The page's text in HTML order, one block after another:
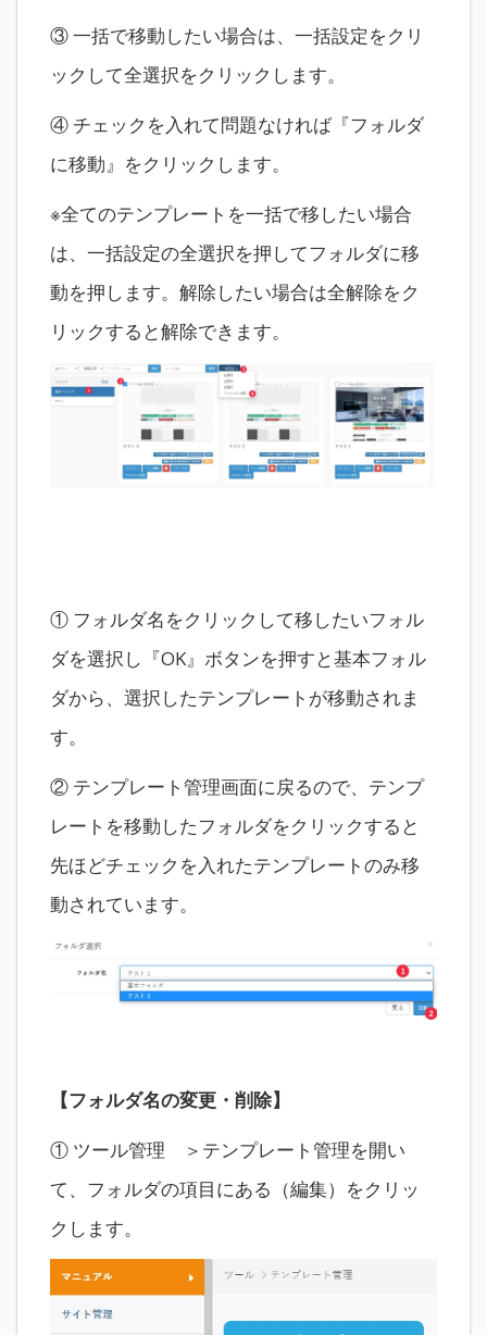
③ 一括で移動したい場合は、一括設定をクリ
ックして全選択をクリックします。
④ チェックを入れて問題なければ『フォルダ
に移動』をクリックします。
※全てのテンプレートを一括で移したい場合
は、一括設定の全選択を押してフォルダに移
動を押します。解除したい場合は全解除をク
リックすると解除できます。
① フォルダ名をクリックして移したいフォル
ダを選択し『OK』ボタンを押すと基本フォル
ダから、選択したテンプレートが移動されま
す。
② テンプレート管理画面に戻るので、テンプ
レートを移動したフォルダをクリックすると
先ほどチェックを入れたテンプレートのみ移
動されています。
【フォルダ名の変更・削除】
① ツール管理 ＞テンプレート管理を開い
て、フォルダの項目にある（編集）をクリッ
クします。